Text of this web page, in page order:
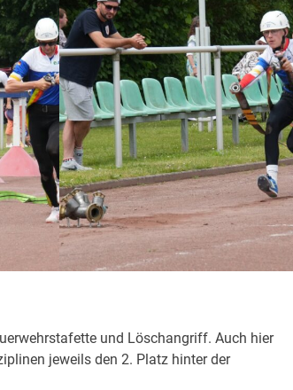
und Löschangriff. Auch hier
jeweils den 2. Platz hinter der